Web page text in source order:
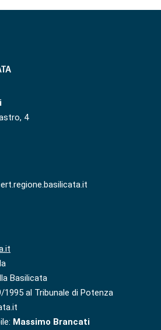
4
Basilicata
1995 al Tribunale di Potenza
Massimo Brancati